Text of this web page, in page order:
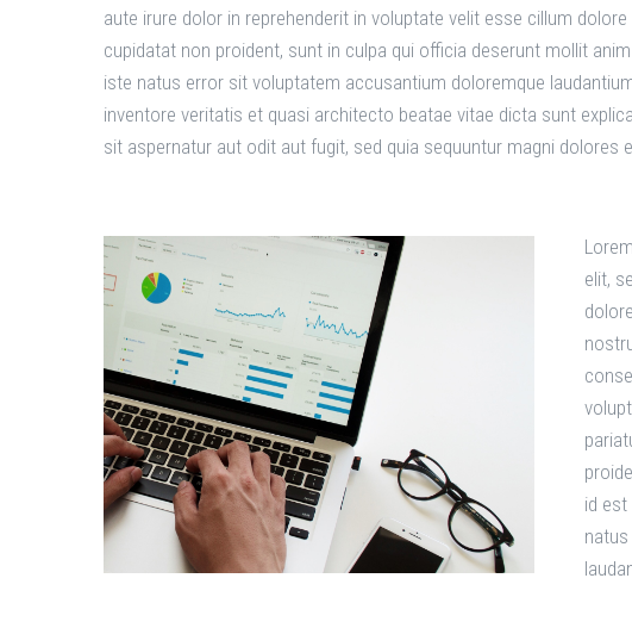
aute irure dolor in reprehenderit in voluptate velit esse cillum
cupidatat non proident, sunt in culpa qui officia deserunt mollit
iste natus error sit voluptatem accusantium doloremque
inventore veritatis et quasi architecto beatae vitae dicta sunt
sit aspernatur aut odit aut fugit, sed quia sequuntur magni dolores
elit,
id